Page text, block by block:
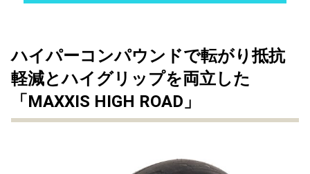
ハイパーコンパウンドで転がり抵抗
軽減とハイグリップを両立した
「MAXXIS HIGH ROAD」